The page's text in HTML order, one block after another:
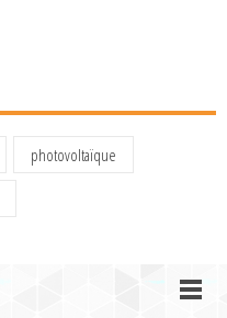
photovoltaïque